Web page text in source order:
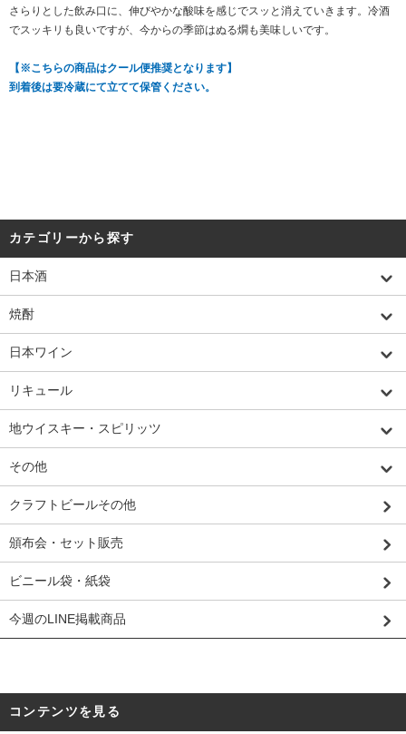
さらりとした飲み口に、伸びやかな酸味を感じでスッと消えていきます。冷酒
でスッキリも良いですが、今からの季節はぬる燗も美味しいです。
【※こちらの商品はクール便推奨となります】
到着後は要冷蔵にて立てて保管ください。
カテゴリーから探す
日本酒
焼酎
日本ワイン
リキュール
地ウイスキー・スピリッツ
その他
クラフトビールその他
頒布会・セット販売
ビニール袋・紙袋
今週のLINE掲載商品
コンテンツを見る